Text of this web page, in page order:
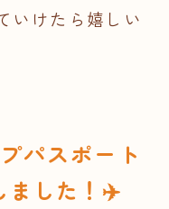
いけたら嬉しい
スポート
ました！✈️